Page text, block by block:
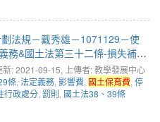
法規－戴秀雄－1071129－使
務&國土法第三十二條-損失補償
新: 2021-09-15, 上傳者: 教學發展中心
條, 法定義務, 影響費, 國土保育費, 停
行政處分, 罰則, 國土法38、39條